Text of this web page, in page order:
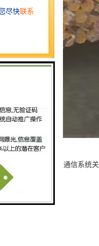
平的提高以及人和通信系统